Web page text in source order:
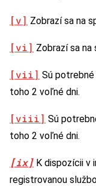
[v] Zobrazí sa na
[vi] Zobrazí sa
[vii] Sú potrebné
toho 2 voľné dni.
[viii] Sú
toho 2 voľné dni.
[ix] K dispozícii v
registrovanou